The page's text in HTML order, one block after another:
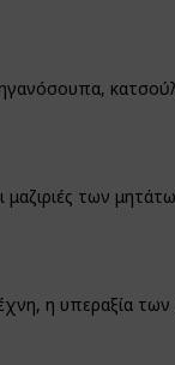
μαζιριές των
η υπεραξία